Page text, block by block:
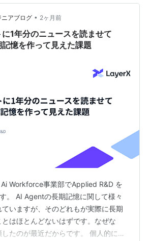
向けに『Ai Workforce』というプロダ
す。Ai Workforce では、エンター…
アブログ • 2ヶ月前
1年分のニュースを読ませて
憶を作って見えた課題
Workforce事業部でApplied R&D を
。 AI Agentの長期記憶に関して様々
いますが、そのどれもが実際に長期
はほとんどないはずです。なぜな
たのが最近だからです。 個人的に長